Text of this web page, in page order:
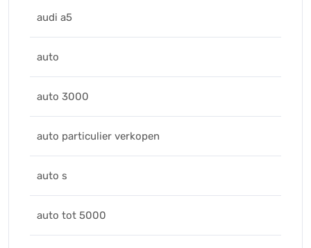
audi a5
auto
auto 3000
auto particulier verkopen
auto s
auto tot 5000